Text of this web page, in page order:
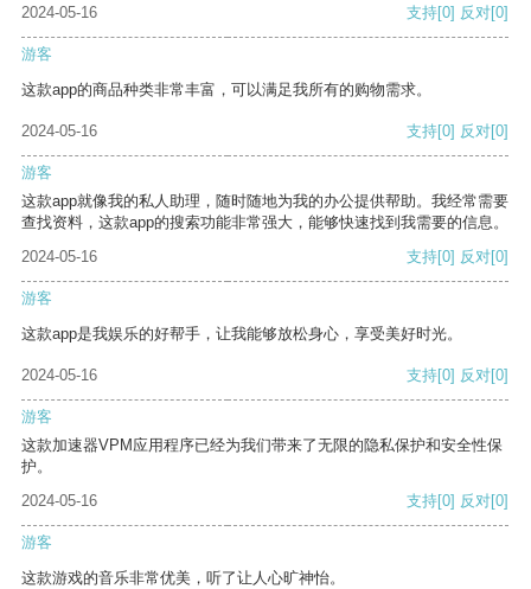
2024-05-16 支持[0] 反对[0]
游客
这款app的商品种类非常丰富，可以满足我所有的购物需求。
2024-05-16 支持[0] 反对[0]
游客
这款app就像我的私人助理，随时随地为我的办公提供帮助。我经常需要
查找资料，这款app的搜索功能非常强大，能够快速找到我需要的信息。
2024-05-16
支持[0] 反对[0]
游客
这款app是我娱乐的好帮手，让我能够放松身心，享受美好时光。
2024-05-16 支持[0] 反对[0]
游客
这款加速器VPM应用程序已经为我们带来了无限的隐私保护和安全性保
护。
2024-05-16
支持[0] 反对[0]
游客
这款游戏的音乐非常优美，听了让人心旷神怡。